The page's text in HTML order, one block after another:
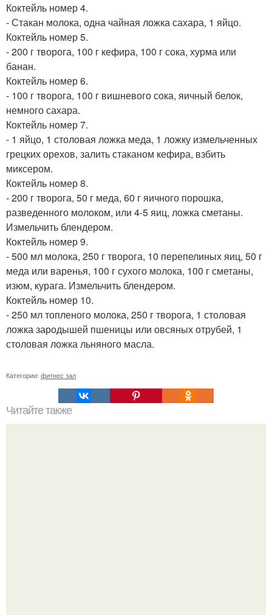
Коктейль номер 4.
- Стакан молока, одна чайная ложка сахара, 1 яйцо.
Коктейль номер 5.
- 200 г творога, 100 г кефира, 100 г сока, хурма или
банан.
Коктейль номер 6.
- 100 г творога, 100 г вишневого сока, яичный белок,
немного сахара.
Коктейль номер 7.
- 1 яйцо, 1 столовая ложка меда, 1 ложку измельченных
грецких орехов, залить стаканом кефира, взбить
миксером.
Коктейль номер 8.
- 200 г творога, 50 г меда, 60 г яичного порошка,
разведенного молоком, или 4-5 яиц, ложка сметаны.
Измельчить блендером.
Коктейль номер 9.
- 500 мл молока, 250 г творога, 10 перепелиных яиц, 50 г
меда или варенья, 100 г сухого молока, 100 г сметаны,
изюм, курага. Измельчить блендером.
Коктейль номер 10.
- 250 мл топленого молока, 250 г творога, 1 столовая
ложка зародышей пшеницы или овсяных отрубей, 1
столовая ложка льняного масла.
Категории: фитнес зал
Читайте также